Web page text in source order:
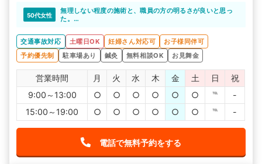
50代女性
無理しない程度の施術と、職員の方の明るさが良いと思っ
た。
てくれるので、理解出来た。
交通事故対応 土曜日OK 妊婦さん対応可
お子様同伴可
予約優先制
駐車場あり 鍼灸 無料相談OK お見舞金
営業時間 月 火 水 木 金 土 日
祝
9:00～13:00
○ ○ ○ ○ ○ ○ ℡
-
15:00～19:00
○ ○ ○ ○ ○ ○ ℡ -
電話で無料予約をする